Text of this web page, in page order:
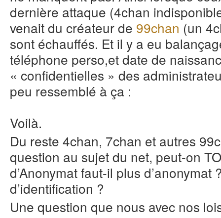
dernière attaque (4chan
venait du créateur de 99chan (un
sont échauffés. Et il y a eu
téléphone perso,et date de
« confidentielles » des
peu ressemblé à ça :
Voilà.
Du reste 4chan, 7chan et autres
question au sujet du net, peut-on
d’Anonymat faut-il plus
d’identification ?
Une question que nous avec nos